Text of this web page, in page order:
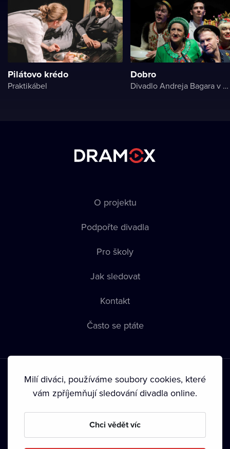
Pilátovo krédo
Praktikábel
Dobro
Divadlo Andreja Bagara v Nitre
O projektu
Podpořte divadla
Pro školy
Jak sledovat
Kontakt
Často se ptáte
Podmínky používání • Ochrana soukromí • Zásady používání
• Autorská práva•
Milí diváci, používáme soubory cookies, které
vám zpříjemňují sledování divadla online.
Chci vědět víc